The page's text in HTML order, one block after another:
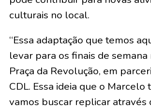
culturais no local.
“Essa adaptação que temos
levar para os finais de semana
Praça da Revolução, em
CDL. Essa ideia que o Marcelo
vamos buscar replicar através